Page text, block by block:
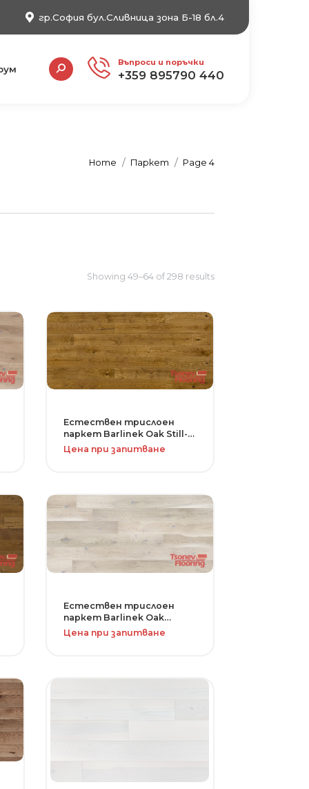
гр.София бул.Сливница зона Б-18 бл.4
Search: Въпроси и поръчки
+359 895790 440
Home
Паркет Page 4
Showing 49–64 of 298 results
Естествен трислоен
паркет Barlinek Oak Still-
серия Senses
Цена при запитване
Естествен трислоен
паркет Barlinek Oak
Tender-серия Senses
Цена при запитване